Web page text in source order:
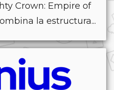
Crown: Empire of
la estructura...